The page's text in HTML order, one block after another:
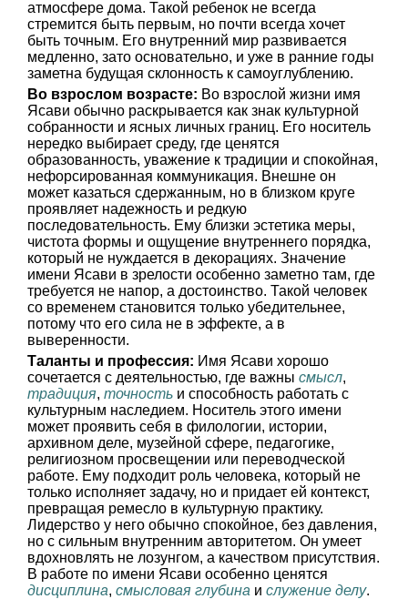
атмосфере дома. Такой ребенок не всегда
стремится быть первым, но почти всегда хочет
быть точным. Его внутренний мир развивается
медленно, зато основательно, и уже в ранние годы
заметна будущая склонность к самоуглублению.
Во взрослом возрасте: Во взрослой жизни имя
Ясави обычно раскрывается как знак культурной
собранности и ясных личных границ. Его носитель
нередко выбирает среду, где ценятся
образованность, уважение к традиции и спокойная,
нефорсированная коммуникация. Внешне он
может казаться сдержанным, но в близком круге
проявляет надежность и редкую
последовательность. Ему близки эстетика меры,
чистота формы и ощущение внутреннего порядка,
который не нуждается в декорациях. Значение
имени Ясави в зрелости особенно заметно там, где
требуется не напор, а достоинство. Такой человек
со временем становится только убедительнее,
потому что его сила не в эффекте, а в
выверенности.
Таланты и профессия: Имя Ясави хорошо
сочетается с деятельностью, где важны смысл,
традиция, точность и способность работать с
культурным наследием. Носитель этого имени
может проявить себя в филологии, истории,
архивном деле, музейной сфере, педагогике,
религиозном просвещении или переводческой
работе. Ему подходит роль человека, который не
только исполняет задачу, но и придает ей контекст,
превращая ремесло в культурную практику.
Лидерство у него обычно спокойное, без давления,
но с сильным внутренним авторитетом. Он умеет
вдохновлять не лозунгом, а качеством присутствия.
В работе по имени Ясави особенно ценятся
дисциплина, смысловая глубина и служение делу.